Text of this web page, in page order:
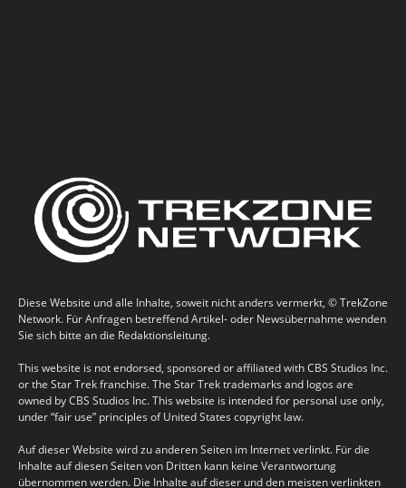
Diese Website und alle Inhalte, soweit nicht anders vermerkt, © TrekZone
Network. Für Anfragen betreffend Artikel- oder Newsübernahme wenden
Sie sich bitte an die Redaktionsleitung.
This website is not endorsed, sponsored or affiliated with CBS Studios Inc.
or the Star Trek franchise. The Star Trek trademarks and logos are
owned by CBS Studios Inc. This website is intended for personal use only,
under “fair use” principles of United States copyright law.
Auf dieser Website wird zu anderen Seiten im Internet verlinkt. Für die
Inhalte auf diesen Seiten von Dritten kann keine Verantwortung
übernommen werden. Die Inhalte auf dieser und den meisten verlinkten